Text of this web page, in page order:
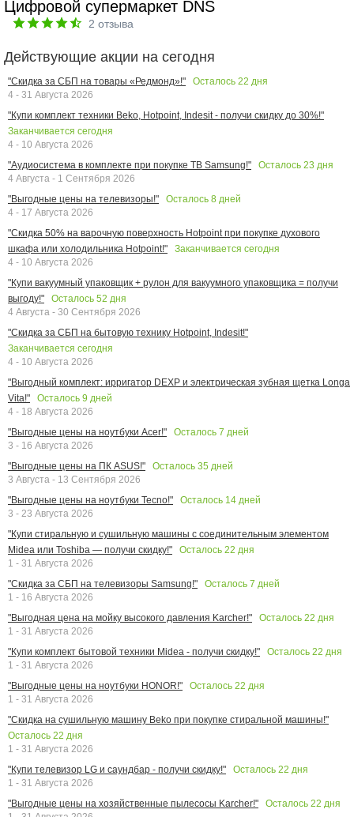
Цифровой супермаркет DNS
2 отзыва
Действующие акции на сегодня
"Скидка за СБП на товары «Редмонд»!" Осталось 22 дня
4 - 31 Августа 2026
"Купи комплект техники Beko, Hotpoint, Indesit - получи скидку до 30%!"
Заканчивается сегодня
4 - 10 Августа 2026
"Аудиосистема в комплекте при покупке ТВ Samsung!"
Осталось 23 дня
4 Августа - 1 Сентября 2026
"Выгодные цены на телевизоры!"
Осталось 8 дней
4 - 17 Августа 2026
"Скидка 50% на варочную поверхность Hotpoint при покупке духового
шкафа или холодильника Hotpoint!"
Заканчивается сегодня
4 - 10 Августа 2026
"Купи вакуумный упаковщик + рулон для вакуумного упаковщика = получи
выгоду!"
Осталось 52 дня
4 Августа - 30 Сентября 2026
"Скидка за СБП на бытовую технику Hotpoint, Indesit!"
Заканчивается сегодня
4 - 10 Августа 2026
"Выгодный комплект: ирригатор DEXP и электрическая зубная щетка Longa
Vita!"
Осталось 9 дней
4 - 18 Августа 2026
"Выгодные цены на ноутбуки Acer!"
Осталось 7 дней
3 - 16 Августа 2026
"Выгодные цены на ПК ASUS!"
Осталось 35 дней
3 Августа - 13 Сентября 2026
"Выгодные цены на ноутбуки Tecno!"
Осталось 14 дней
3 - 23 Августа 2026
"Купи стиральную и сушильную машины с соединительным элементом
Midea или Toshiba — получи скидку!"
Осталось 22 дня
1 - 31 Августа 2026
"Скидка за СБП на телевизоры Samsung!"
Осталось 7 дней
1 - 16 Августа 2026
"Выгодная цена на мойку высокого давления Karcher!"
Осталось 22 дня
1 - 31 Августа 2026
"Купи комплект бытовой техники Midea - получи скидку!"
Осталось 22 дня
1 - 31 Августа 2026
"Выгодные цены на ноутбуки HONOR!"
Осталось 22 дня
1 - 31 Августа 2026
"Скидка на сушильную машину Beko при покупке стиральной машины!"
Осталось 22 дня
1 - 31 Августа 2026
"Купи телевизор LG и саундбар - получи скидку!"
Осталось 22 дня
1 - 31 Августа 2026
"Выгодные цены на хозяйственные пылесосы Karcher!"
Осталось 22 дня